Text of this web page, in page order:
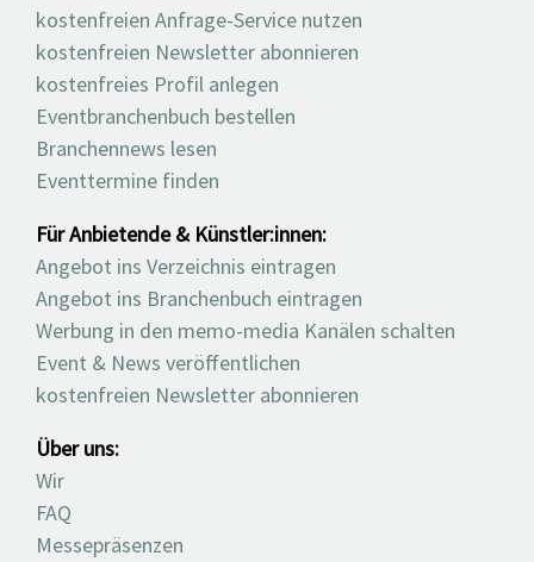
kostenfreien Anfrage-Service nutzen
kostenfreien Newsletter abonnieren
kostenfreies Profil anlegen
Eventbranchenbuch bestellen
Branchennews lesen
Eventtermine finden
Für Anbietende & Künstler:innen:
Angebot ins Verzeichnis eintragen
Angebot ins Branchenbuch eintragen
Werbung in den memo-media Kanälen schalten
Event & News veröffentlichen
kostenfreien Newsletter abonnieren
Über uns:
Wir
FAQ
Messepräsenzen